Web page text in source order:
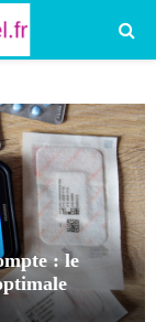
: le